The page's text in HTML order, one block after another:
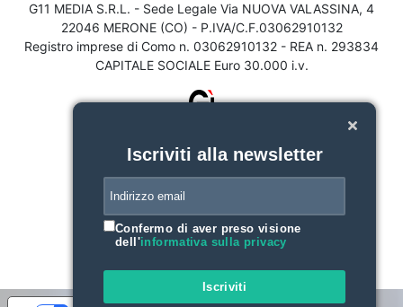
G11 MEDIA S.R.L. - Sede Legale Via NUOVA VALASSINA, 4
22046 MERONE (CO) - P.IVA/C.F.03062910132
Registro imprese di Como n. 03062910132 - REA n. 293834
CAPITALE SOCIALE Euro 30.000 i.v.
Iscriviti alla newsletter
Confermo di aver preso visione
dell'informativa sulla privacy
Iscriviti